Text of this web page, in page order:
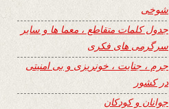
شوخی
جدول کلمات متقاطع ، معما ها و سایر
سرگرمی های فکری
جرم ، جنایت ، خونریزی و بی امنیتی
در کشور
جوانان و کودکان